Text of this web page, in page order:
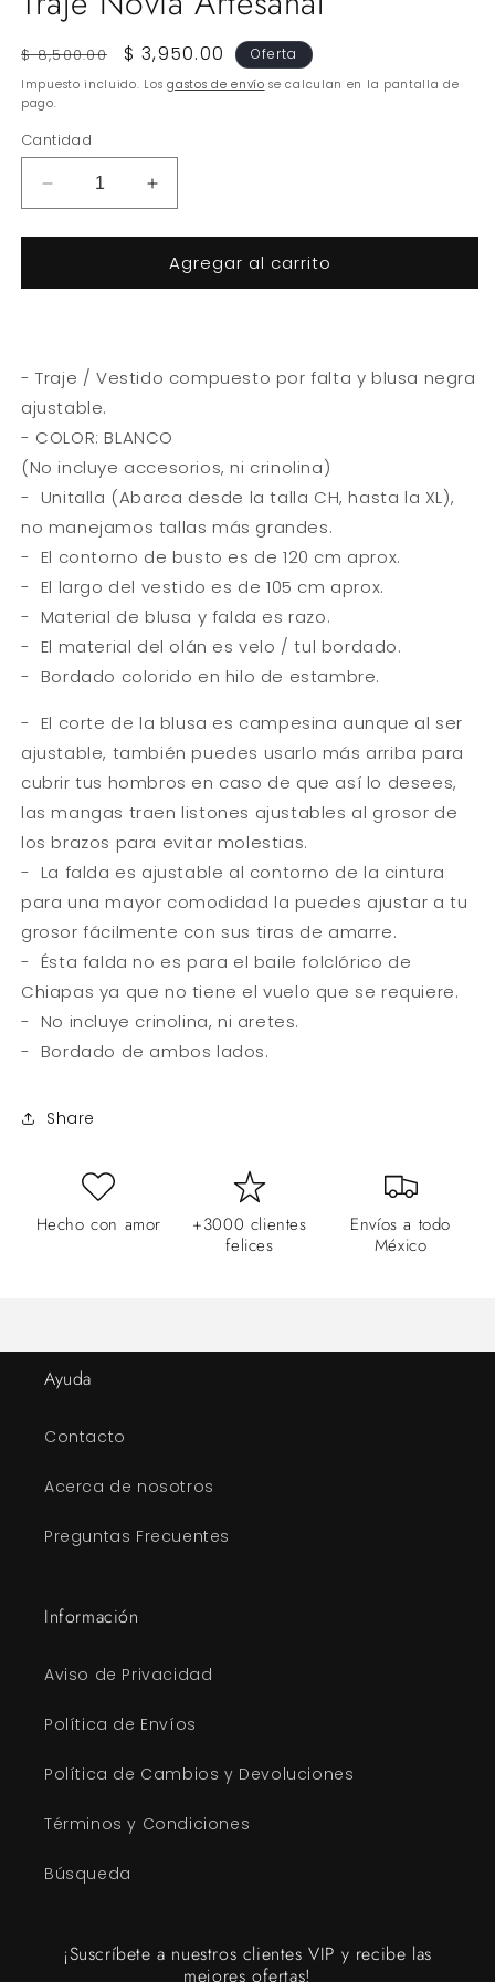
Precio
habitual
$ 8,500.00
Precio
de
$ 3,950.00 Oferta
Impuesto incluido. Losgastos de envío se calculan en la pantalla de
pago.
Cantidad
Reducir
cantidad
para
Novia
Aumentar
cantidad
para
Traje
Novia
Agregar al carrito
- Traje / Vestido compuesto por falta y blusa negra
ajustable.
- COLOR: BLANCO
(No incluye accesorios, ni crinolina)
- Unitalla (Abarca desde la talla CH, hasta la XL),
no manejamos tallas más grandes.
- El contorno de busto es de 120 cm aprox.
- El largo del vestido es de 105 cm aprox.
- Material de blusa y falda es razo.
- El material del olán es velo / tul bordado.
- Bordado colorido en hilo de estambre.
- El corte de la blusa es campesina aunque al ser
ajustable, también puedes usarlo más arriba para
cubrir tus hombros en caso de que así lo desees,
las mangas traen listones ajustables al grosor de
los brazos para evitar molestias.
- La falda es ajustable al contorno de la cintura
para una mayor comodidad la puedes ajustar a tu
grosor fácilmente con sus tiras de amarre.
- Ésta falda no es para el baile folclórico de
Chiapas ya que no tiene el vuelo que se requiere.
- No incluye crinolina, ni aretes.
- Bordado de ambos lados.
Share
Hecho con amor
+3000 clientes
felices
Envíos a todo
México
Ayuda
Contacto
Acerca de nosotros
Preguntas Frecuentes
Información
Aviso de Privacidad
Política de Envíos
Política de Cambios y Devoluciones
Términos y Condiciones
Búsqueda
¡Suscríbete a nuestros clientes VIP y recibe las
mejores ofertas!